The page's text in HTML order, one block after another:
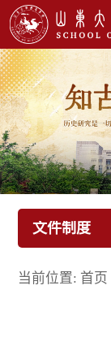
文件制度
当前位置: 首页